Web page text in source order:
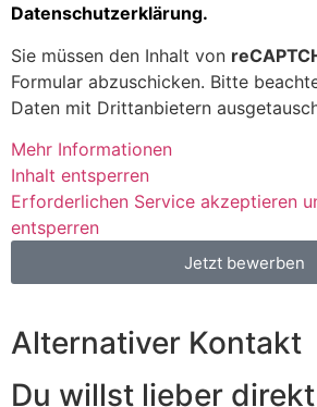
Datenschutzerklärung.
Sie müssen den Inhalt von
Formular abzuschicken. Bitte
Daten mit Drittanbietern
Mehr Informationen
Inhalt entsperren
Erforderlichen Service akzeptieren
entsperren
Jetzt bewerben
Alternativer Kontakt
Du willst lieber